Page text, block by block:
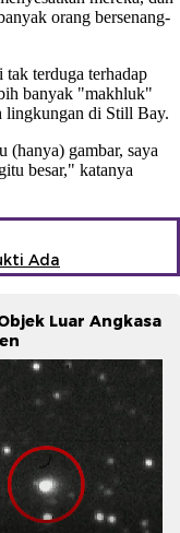
orang bersenang-
terduga terhadap
banyak "makhluk"
lingkungan di Still Bay.
(hanya) gambar, saya
besar," katanya
Ada
Luar Angkasa